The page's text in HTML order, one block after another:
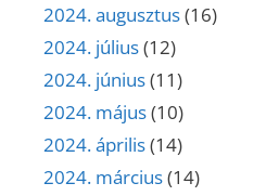
2024. augusztus(16)
2024. július(12)
2024. június(11)
2024. május(10)
2024. április(14)
2024. március(14)